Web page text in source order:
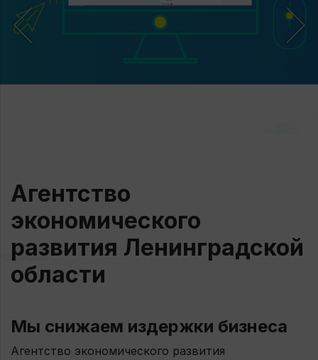
Агентство
экономического
развития Ленинградской
области
Мы снижаем издержки бизнеса
Агентство экономического развития